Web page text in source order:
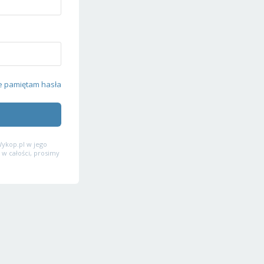
pamiętam hasła
w jego
całości, prosimy